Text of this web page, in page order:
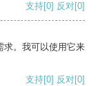
支持[0] 反对[0]
求。我可以使用它来
支持[0] 反对[0]